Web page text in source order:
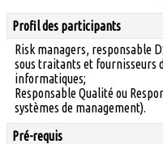
Profil des participants
Risk managers, responsable
sous traitants et fournisseurs
informatiques;
Responsable Qualité ou
systèmes de management).
Pré-requis